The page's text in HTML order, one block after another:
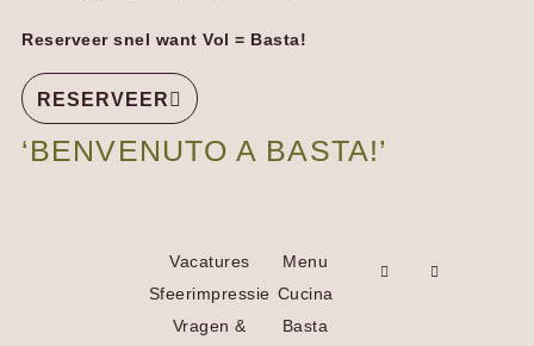
Reserveer snel want Vol = Basta!
RESERVEER
‘BENVENUTO A BASTA!’
Vacatures
Sfeerimpressie
Vragen &
Menu
Cucina
Basta